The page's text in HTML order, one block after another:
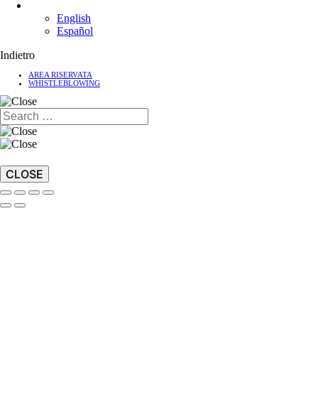
English
Español
Indietro
AREA RISERVATA
WHISTLEBLOWING
CLOSE